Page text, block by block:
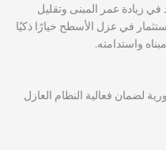
في زيادة عمر المبنى وتقليل
في عزل الأسطح خيارًا ذكيًا
واستدامته.
لضمان فعالية النظام العازل